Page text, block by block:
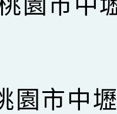
園市中